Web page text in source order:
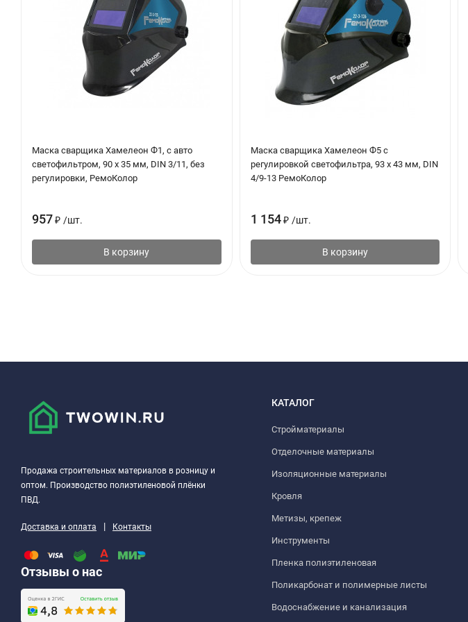
Маска сварщика Хамелеон Ф1, с авто
светофильтром, 90 x 35 мм, DIN 3/11, без
регулировки, РемоКолор
957₽ /шт.
В корзину
Маска сварщика Хамелеон Ф5 с
регулировкой светофильтра, 93 х 43 мм, DIN
4/9-13 РемоКолор
1 154 ₽ /шт.
В корзину
Продажа строительных материалов в розницу и
оптом. Производство полиэтиленовой плёнки
ПВД.
Доставка и оплата | Контакты
Отзывы о нас
КАТАЛОГ
Стройматериалы
Отделочные материалы
Изоляционные материалы
Кровля
Метизы, крепеж
Инструменты
Пленка полиэтиленовая
Поликарбонат и полимерные листы
Водоснабжение и канализация